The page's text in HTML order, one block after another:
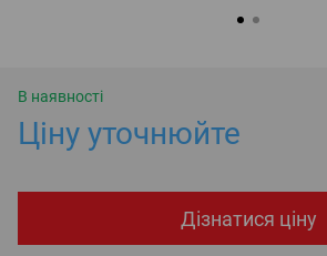
В наявності
Ціну уточнюйте
Дізнатися ціну